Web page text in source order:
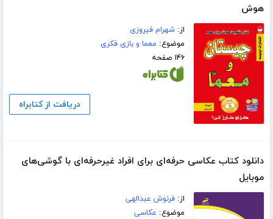
هوش
از:شهرام فیروزی
موضوع: معما و بازی فکری
۱۴۶ صفحه
دریافت از کتابراه
دانلود کتاب عکاسی حرفه‌ای برای افراد غیرحرفه‌ای با گوشی‌های
موبایل
از:فرنوش عبدالهی
موضوع: عکاسی